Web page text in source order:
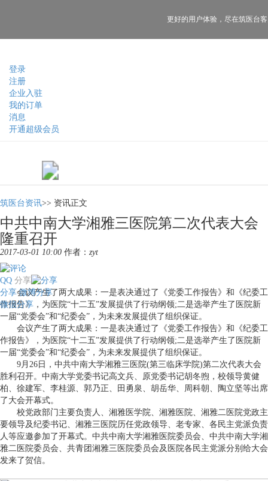
登录
注册
企业入驻
我的订单
消息
开通超级会员
更好的用户体验， 尽在筑医台
筑医台资讯>> 资讯正文
中共中南大学湘雅三医院第二次代表大会
隆重召开
2017-03-01 10:00 作者： zyt
分享
QQ
分享 微博分享
微信分享
会议产生了两大成果：一是表决通过了《党委工作报告》和《纪委工
作报告》，为医院“十二五”发展提供了行动纲领;二是选举产生了医院新
一届“党委会”和“纪委会”，为未来发展提供了组织保证。
会议产生了两大成果：一是表决通过了《党委工作报告》和《纪委工
作报告》，为医院“十二五”发展提供了行动纲领;二是选举产生了医院新
一届“党委会”和“纪委会”，为未来发展提供了组织保证。
9月26日，中共中南大学湘雅三医院(第三临床学院)第二次代表大会
胜利召开。中南大学党委书记高文兵、原党委书记胡冬煦，校领导黄健
柏、徐建军、李桂源、郭乃正、田勇泉、胡岳华、周科朝、陶立坚等出席
了大会开幕式。
校党政部门主要负责人、湘雅医学院、湘雅医院、湘雅二医院党政主
要领导及纪委书记、湘雅三医院历任党政领导、老专家、各民主党派负责
人等应邀参加了开幕式。中共中南大学湘雅医院委员会、中共中南大学湘
雅二医院委员会、共青团湘雅三医院委员会及医院各民主党派分别给大会
发来了贺信。